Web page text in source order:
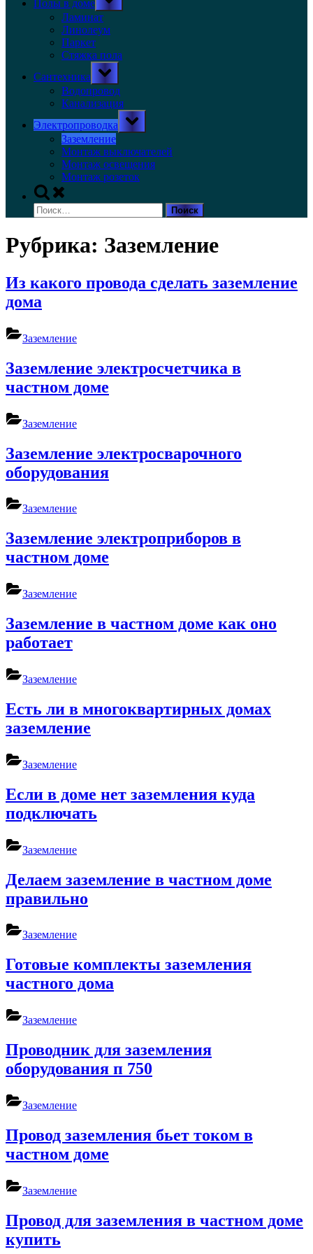
Полы в доме
sub-
menu
Ламинат
Линолеум
Паркет
Стяжка пола
Сантехника
Toggle
sub-
menu
Водопровод
Канализация
Электропроводка
Toggle
sub-
Заземление
Монтаж выключателей
Монтаж освещения
Монтаж розеток
Toggle
search
form
Найти:
Рубрика: Заземление
Из какого провода сделать заземление
дома
Заземление
Заземление электросчетчика в
частном доме
Заземление
Заземление электросварочного
оборудования
Заземление
Заземление электроприборов в
частном доме
Заземление
Заземление в частном доме как оно
работает
Заземление
Есть ли в многоквартирных домах
заземление
Заземление
Если в доме нет заземления куда
подключать
Заземление
Делаем заземление в частном доме
правильно
Заземление
Готовые комплекты заземления
частного дома
Заземление
Проводник для заземления
оборудования п 750
Заземление
Провод заземления бьет током в
частном доме
Заземление
Провод для заземления в частном доме
купить